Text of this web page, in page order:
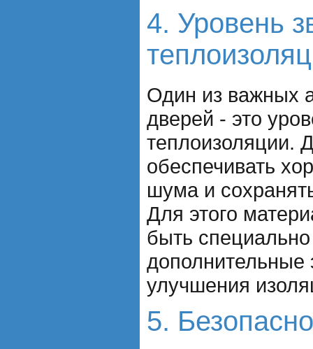
4. Уровень
Один из важных
дверей - это
теплоизоляции.
обеспечивать
шума и
Для этого
быть
улучшения
5.